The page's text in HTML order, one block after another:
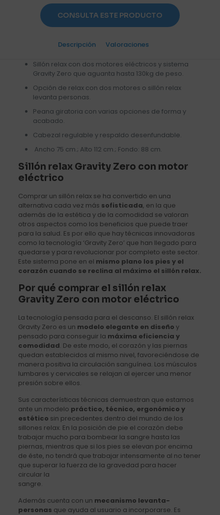
CONSULTA ESTE PRODUCTO
Descripción Valoraciones
Sillón relax con dos motores eléctricos y sistema
Gravity Zero que aguanta hasta 130kg de peso.
Opción de relax con dos motores o sillón relax
levanta personas.
Peana giratoria con varias opciones de forma y
acabado.
Cabezal regulable y respaldo desenfundable.
Ancho 75 cm.; Alto 112 cm.; Fondo: 88 cm.
Sillón relax Gravity Zero con motor
eléctrico
Comprar un sillón relax se ha convertido en una
alternativa cada vez más sofisticada, en la que
además de la estética y de la comodidad se valoran
otros aspectos como los beneficios que puede traer
para la salud. Es por ello que hay técnicas innovadoras
como la tecnología ‘Gravity Zero’ que han llegado para
quedarse y para revolucionar por completo este sector.
Este sistema pone en el mismo plano los pies y el
corazón cuando se reclina al máximo el sillón relax.
Por qué comprar el sillón relax
Gravity Zero con motor eléctrico
La tecnología pensada para el descanso. El sillón relax
Gravity Zero es un modelo elegante en diseño y
pensado para conseguir la máxima eficiencia y
comodidad. De este modo, el corazón y las piernas
quedan establecidos al mismo nivel, favoreciéndose de
manera positiva la circulación sanguínea. Los músculos
lumbares y cervicales se relajan al ejercer una menor
presión sobre ellos.
Sus características técnicas demuestran que estamos
ante un modelo práctico, técnico, ergonómico y
estético sin precedentes dentro del mundo de los
sillones relax. En la posición de pie el corazón debe
trabajar mucho para bombear la sangre hasta las
piernas, mientras que si los pies se elevan por encima
de éste, no tendrá que trabajar intensamente al no tener
que superar la fuerza de la gravedad para hacer
circular la
sangre.
Además cuenta con un mecanismo levanta-
personas que ayuda al usuario a incorporarse. Es